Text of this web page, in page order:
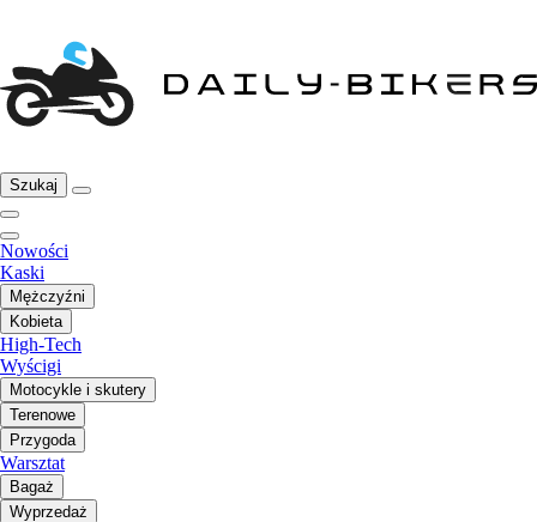
Szukaj
Nowości
Kaski
Mężczyźni
Kobieta
High-Tech
Wyścigi
Motocykle i skutery
Terenowe
Przygoda
Warsztat
Bagaż
Wyprzedaż